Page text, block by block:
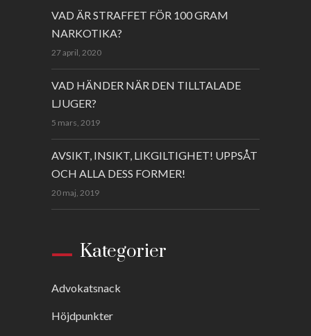
VAD ÄR STRAFFET FÖR 100 GRAM
NARKOTIKA?
27 april, 2020
VAD HÄNDER NÄR DEN TILLTALADE
LJUGER?
5 mars, 2019
AVSIKT, INSIKT, LIKGILTIGHET! UPPSÅT
OCH ALLA DESS FORMER!
20 maj, 2019
Kategorier
Advokatsnack
Höjdpunkter